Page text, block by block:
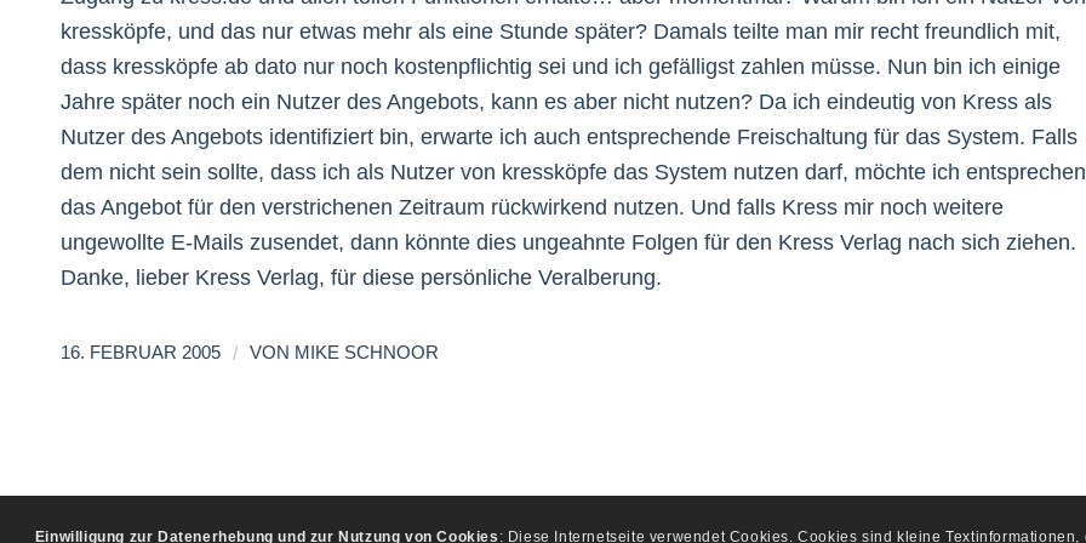
kressköpfe, und das nur etwas mehr als eine Stunde später? Damals teilte man mir recht freundlich mit,
dass kressköpfe ab dato nur noch kostenpflichtig sei und ich gefälligst zahlen müsse. Nun bin ich einige
Jahre später noch ein Nutzer des Angebots, kann es aber nicht nutzen? Da ich eindeutig von Kress als
Nutzer des Angebots identifiziert bin, erwarte ich auch entsprechende Freischaltung für das System. Falls
dem nicht sein sollte, dass ich als Nutzer von kressköpfe das System nutzen darf, möchte ich
das Angebot für den verstrichenen Zeitraum rückwirkend nutzen. Und falls Kress mir noch weitere
ungewollte E-Mails zusendet, dann könnte dies ungeahnte Folgen für den Kress Verlag nach sich ziehen.
Danke, lieber Kress Verlag, für diese persönliche Veralberung.
16. FEBRUAR 2005 / VON MIKE SCHNOOR
Einwilligung zur Datenerhebung und zur Nutzung von Cookies : Diese Internetseite verwendet Cookies. Cookies sind kleine